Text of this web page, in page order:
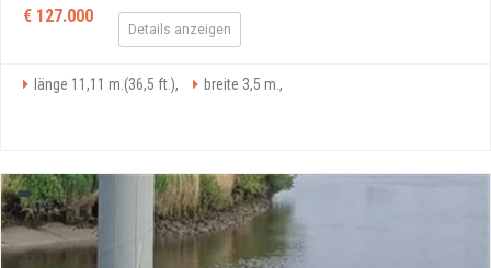
€ 127.000
Details anzeigen
länge 11,11 m.(36,5 ft.), breite 3,5 m.,